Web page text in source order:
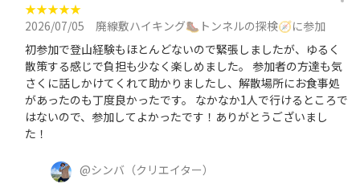
★★★★★
2026/07/05
廃線敷ハイキング🥾トンネルの探検🧭に参加
初参加で登山経験もほとんどないので緊張しましたが、ゆるく
散策する感じで負担も少なく楽しめました。 参加者の方達も気
さくに話しかけてくれて助かりましたし、解散場所にお食事処
があったのも丁度良かったです。 なかなか1人で行けるところで
はないので、参加してよかったです！ありがとうございまし
た！
@シンバ （クリエイター）